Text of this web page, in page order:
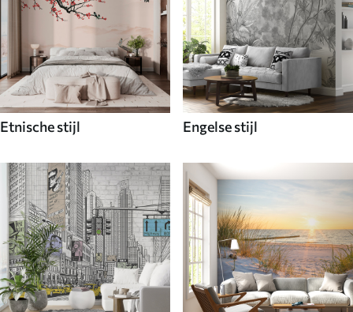
Etnische stijl Engelse stijl